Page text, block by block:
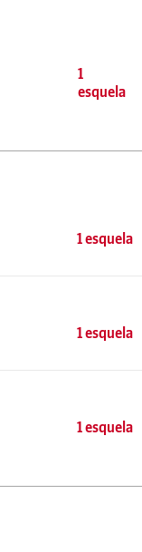
1
esquela
1 esquela
1 esquela
1 esquela